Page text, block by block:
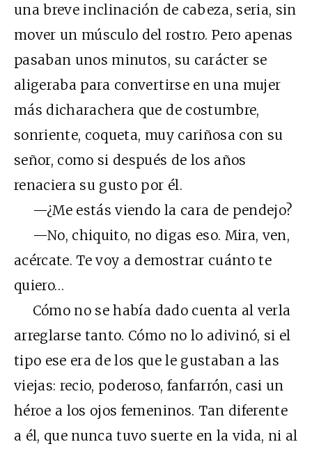
una breve inclinación de cabeza, seria, sin
mover un músculo del rostro. Pero apenas
pasaban unos minutos, su carácter se
aligeraba para convertirse en una mujer
más dicharachera que de costumbre,
sonriente, coqueta, muy cariñosa con su
señor, como si después de los años
renaciera su gusto por él.
—¿Me estás viendo la cara de pendejo?
—No, chiquito, no digas eso. Mira, ven,
acércate. Te voy a demostrar cuánto te
quiero…
Cómo no se había dado cuenta al verla
arreglarse tanto. Cómo no lo adivinó, si el
tipo ese era de los que le gustaban a las
viejas: recio, poderoso, fanfarrón, casi un
héroe a los ojos femeninos. Tan diferente
a él, que nunca tuvo suerte en la vida, ni al